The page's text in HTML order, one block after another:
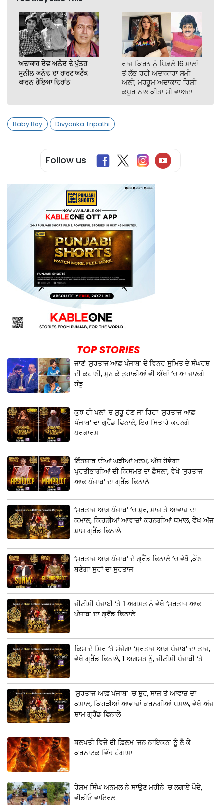
ਅਦਾਕਾਰ ਦੇਵ ਅਨੰਦ ਦੇ ਪੁੱਤਰ
ਸੁਨੀਲ ਅਨੰਦ ਦਾ ਹਾਰਟ ਅਟੈਕ
ਕਾਰਨ ਹੋਇਆ ਦਿਹਾਂਤ
ਰਾਜ ਕਿਰਨ ਨੂੰ ਪਿਛਲੇ 16 ਸਾਲਾਂ
ਤੋਂ ਲੱਭ ਰਹੀ ਅਦਾਕਾਰਾ ਸੋਮੀ
ਅਲੀ, ਮਰਹੂਮ ਅਦਾਕਾਰ ਰਿਸ਼ੀ
ਕਪੂਰ ਨਾਲ ਕੀਤਾ ਸੀ ਵਾਅਦਾ
Baby Boy Divyanka Tripathi
Follow us
TOP STORIES
ਜਾਣੋਂ ‘ਸੁਰਤਾਜ ਆਫ਼ ਪੰਜਾਬ’ ਦੇ ਵਿਨਰ ਸੁਮਿਤ ਦੇ ਸੰਘਰਸ਼
ਦੀ ਕਹਾਣੀ, ਸੁਣ ਕੇ ਤੁਹਾਡੀਆਂ ਵੀ ਅੱਖਾਂ ‘ਚ ਆ ਜਾਣਗੇ
ਹੰਝੂ
ਕੁਝ ਹੀ ਪਲਾਂ ‘ਚ ਸ਼ੁਰੂ ਹੋਣ ਜਾ ਰਿਹਾ ‘ਸੁਰਤਾਜ ਆਫ਼
ਪੰਜਾਬ’ ਦਾ ਗ੍ਰੈਂਡ ਫਿਨਾਲੇ, ਇਹ ਸਿਤਾਰੇ ਕਰਨਗੇ
ਪਰਫਾਰਮ
ਇੰਤਜ਼ਾਰ ਦੀਆਂ ਘੜੀਆਂ ਖ਼ਤਮ, ਅੱਜ ਹੋਵੇਗਾ
ਪ੍ਰਤੀਭਾਗੀਆਂ ਦੀ ਕਿਸਮਤ ਦਾ ਫ਼ੈਸਲਾ, ਵੇਖੋ ‘ਸੁਰਤਾਜ
ਆਫ਼ ਪੰਜਾਬ’ ਦਾ ਗ੍ਰੈਂਡ ਫਿਨਾਲੇ
‘ਸੁਰਤਾਜ ਆਫ਼ ਪੰਜਾਬ’ ‘ਚ ਸ਼ੁਰ, ਸਾਜ਼ ਤੇ ਆਵਾਜ਼ ਦਾ
ਕਮਾਲ, ਕਿਹੜੀਆਂ ਆਵਾਜ਼ਾਂ ਕਰਨਗੀਆਂ ਧਮਾਲ, ਵੇਖੋ ਅੱਜ
ਸ਼ਾਮ ਗ੍ਰੈਂਡ ਫਿਨਾਲੇ
‘ਸੁਰਤਾਜ ਆਫ਼ ਪੰਜਾਬ’ ਦੇ ਗ੍ਰੈਂਡ ਫਿਨਾਲੇ ‘ਚ ਵੇਖੋ ,ਕੌਣ
ਬਣੇਗਾ ਸੁਰਾਂ ਦਾ ਸੁਰਤਾਜ
ਜੀਟੀਸੀ ਪੰਜਾਬੀ ‘ਤੇ 1 ਅਗਸਤ ਨੂੰ ਵੇਖੋ ‘ਸੁਰਤਾਜ ਆਫ਼
ਪੰਜਾਬ’ ਦਾ ਗ੍ਰੈਂਡ ਫਿਨਾਲੇ
ਕਿਸ ਦੇ ਸਿਰ ‘ਤੇ ਸੱਜੇਗਾ ‘ਸੁਰਤਾਜ ਆਫ਼ ਪੰਜਾਬ’ ਦਾ ਤਾਜ,
ਵੇਖੋ ਗ੍ਰੈਂਡ ਫਿਨਾਲੇ, 1 ਅਗਸਤ ਨੂੰ, ਜੀਟੀਸੀ ਪੰਜਾਬੀ ‘ਤੇ
‘ਸੁਰਤਾਜ ਆਫ਼ ਪੰਜਾਬ’ ‘ਚ ਸ਼ੁਰ, ਸਾਜ਼ ਤੇ ਆਵਾਜ਼ ਦਾ
ਕਮਾਲ, ਕਿਹੜੀਆਂ ਆਵਾਜ਼ਾਂ ਕਰਨਗੀਆਂ ਧਮਾਲ, ਵੇਖੋ ਅੱਜ
ਸ਼ਾਮ ਗ੍ਰੈਂਡ ਫਿਨਾਲੇ
ਥਲਪਤੀ ਵਿਜੇ ਦੀ ਫ਼ਿਲਮ ‘ਜਨ ਨਾਇਕਨ’ ਨੂੰ ਲੈ ਕੇ
ਕਰਨਾਟਕ ਵਿੱਚ ਹੰਗਾਮਾ
ਰੇਸ਼ਮ ਸਿੰਘ ਅਨਮੋਲ ਨੇ ਸਾਉਣ ਮਹੀਨੇ ‘ਚ ਲਗਾਏ ਪੌਦੇ,
ਵੀਡੀਓ ਵਾਇਰਲ